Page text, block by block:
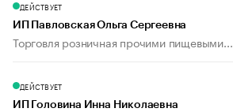
ДЕЙСТВУЕТ
ИП Павловская Ольга Сергеевна
Торговля розничная прочими пищевыми...
ДЕЙСТВУЕТ
ИП Головина Инна Николаевна